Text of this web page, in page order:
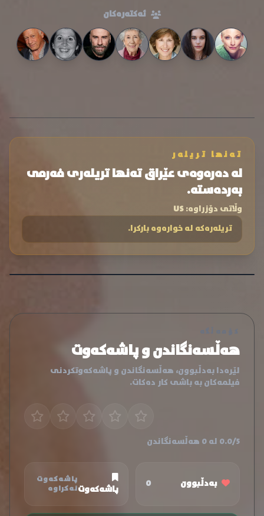
ئەکتەرەکان
تەنها تریلەر
لە دەرەوەی عێراق تەنها تریلەری فەرمی
بەردەستە.
وڵاتی دۆزراوە:US
تریلەرەکە لە خوارەوە بارکرا.
هەڵسەنگاندن و پاشەکەوت
لێرەدا بەدڵبوون، هەڵسەنگاندن و پاشەکەوتکردنی
فیلمەکان بە باشی کار دەکات.
0.0/5 لە 0 هەڵسەنگاندن
بەدڵبوون 0 پاشەکەوت
پاشەکەوت
نەکراوە